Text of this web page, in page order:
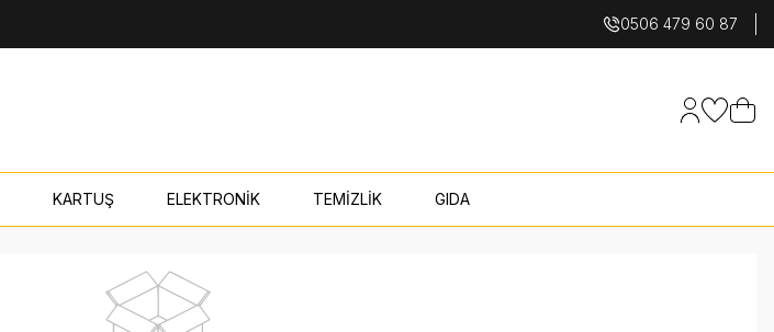
0506 479 60 87
Hesabım
KARTUŞ ELEKTRONİK TEMİZLİK GIDA